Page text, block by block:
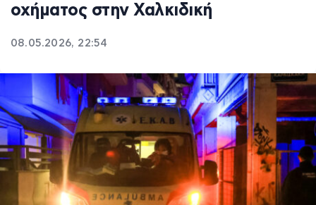
οχήματος στην Χαλκιδική
08.05.2026, 22:54